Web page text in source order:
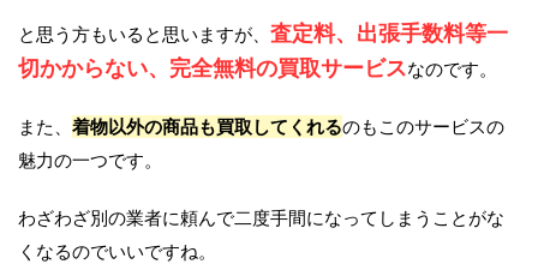
と思う方もいると思いますが、 査定料、出張手数料等一
切かからない、完全無料の買取サービスなのです。
また、 着物以外の商品も買取してくれるのもこのサービスの
魅力の一つです。
わざわざ別の業者に頼んで二度手間になってしまうことがな
くなるのでいいですね。